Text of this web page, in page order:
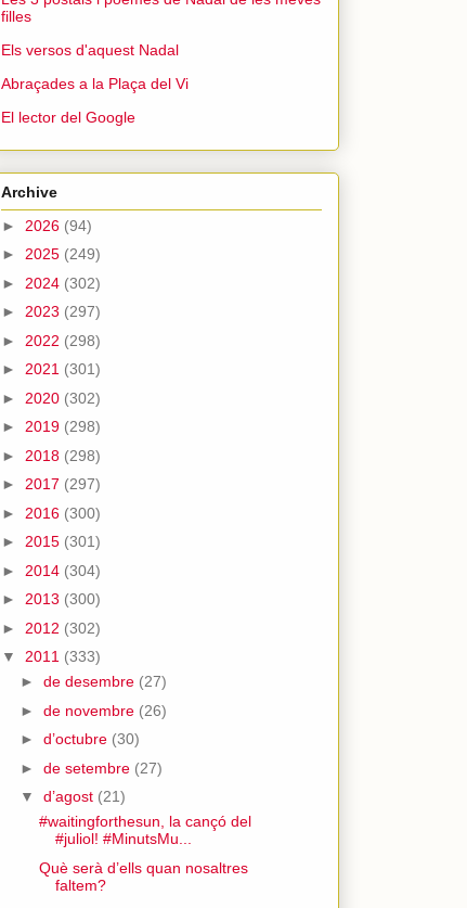
filles
Els versos d'aquest Nadal
Abraçades a la Plaça del Vi
El lector del Google
Archive
► 2026 (94)
► 2025 (249)
► 2024 (302)
► 2023 (297)
► 2022 (298)
► 2021 (301)
► 2020 (302)
► 2019 (298)
► 2018 (298)
► 2017 (297)
► 2016 (300)
► 2015 (301)
► 2014 (304)
► 2013 (300)
► 2012 (302)
▼ 2011 (333)
► de desembre (27)
► de novembre (26)
► d’octubre (30)
► de setembre (27)
▼ d’agost (21)
#waitingforthesun, la cançó del
#juliol! #MinutsMu...
Què serà d’ells quan nosaltres
faltem?